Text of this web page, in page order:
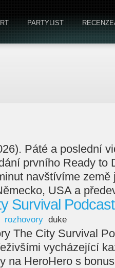
PARTYLIST
Páté a poslední
prvního Ready to
navštívíme
USA a
Survival Podcast
rozhovory duke
The City Survival
vycházející
na HeroHero s